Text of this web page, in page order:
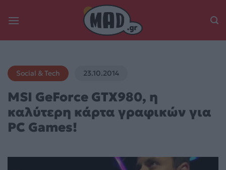
Social & Tech 23.10.2014
MSI GeForce GTX980, η
καλύτερη κάρτα γραφικών για
PC Games!